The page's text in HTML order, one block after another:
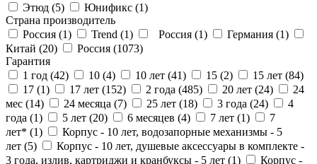
Этюд (5) Юнификс (1)
Страна производитель
Россия (1) Trend (1) Россия (1) Германия (1)
Китай (20) Россия (1073)
Гарантия
1 год (42) 10 (4) 10 лет (41) 15 (2) 15 лет (84)
17 (1) 17 лет (152) 2 года (485) 20 лет (24)
24
мес (14) 24 месяца (7) 25 лет (18) 3 года (24)
4
года (1) 5 лет (20) 6 месяцев (4) 7 лет (1)
7
лет* (1)
Корпус - 10 лет, водозапорные механизмы - 5
лет (5)
Корпус - 10 лет, душевые аксессуары в комплекте -
3 года, излив, картриджи и кранбуксы - 5 лет (1) Корпус -